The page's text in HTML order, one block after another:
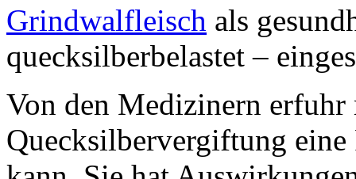
Grindwalfleisch als
quecksilberbelastet –
Von den Medizinern erfuhr
Quecksilbervergiftung eine